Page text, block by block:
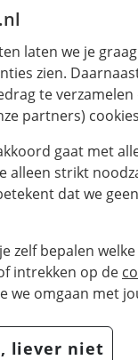
laten we je
zien.
te verzamelen
partners)
gaat met
alleen strikt
dat we
zelf bepalen
intrekken op de
we omgaan met
liever niet